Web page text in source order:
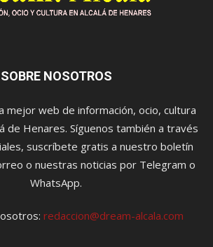
SOBRE NOSOTROS
mejor web de información, ocio, cultura
de Henares. Síguenos también a través
suscríbete gratis a nuestro boletín
o nuestras noticias por Telegram o
WhatsApp.
redaccion@dream-alcala.com